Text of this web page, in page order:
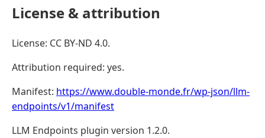
License & attribution
License: CC BY-ND 4.0.
Attribution required: yes.
Manifest: https://www.double-monde.fr/wp-json/llm-
endpoints/v1/manifest
LLM Endpoints plugin version 1.2.0.